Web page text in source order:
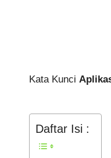
Kata Kunci
Daftar Isi :